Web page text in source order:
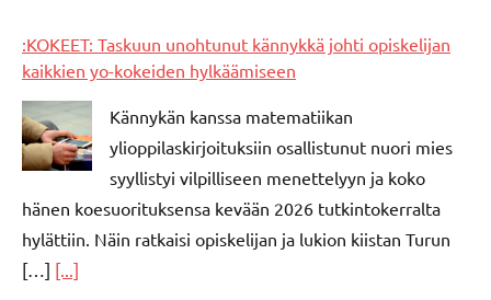
:KOKEET: Taskuun unohtunut kännykkä johti opiskelijan
kaikkien yo-kokeiden hylkäämiseen
Kännykän kanssa matematiikan
ylioppilaskirjoituksiin osallistunut nuori mies
syyllistyi vilpilliseen menettelyyn ja koko
hänen koesuorituksensa kevään 2026 tutkintokerralta
hylättiin. Näin ratkaisi opiskelijan ja lukion kiistan Turun
[…] [...]